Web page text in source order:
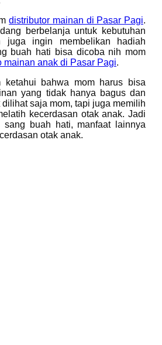
distributor mainan di Pasar Pagi.
berbelanja untuk kebutuhan
juga ingin membelikan hadiah
buah hati bisa dicoba nih mom
mainan anak di Pasar Pagi.
ketahui bahwa mom harus bisa
yang tidak hanya bagus dan
saja mom, tapi juga memilih
kecerdasan otak anak. Jadi
buah hati, manfaat lainnya
otak anak.